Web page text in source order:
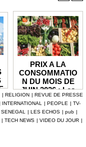
PRIX A LA
CONSOMMATIO
N DU MOIS DE
JUIN 2026 : Les
prix à la
consommation
sont restés
stables en
| RELIGION | REVUE DE PRESSE
INTERNATIONAL | PEOPLE | TV-
| LES ECHOS | pub |
| TECH NEWS | VIDEO DU JOUR |